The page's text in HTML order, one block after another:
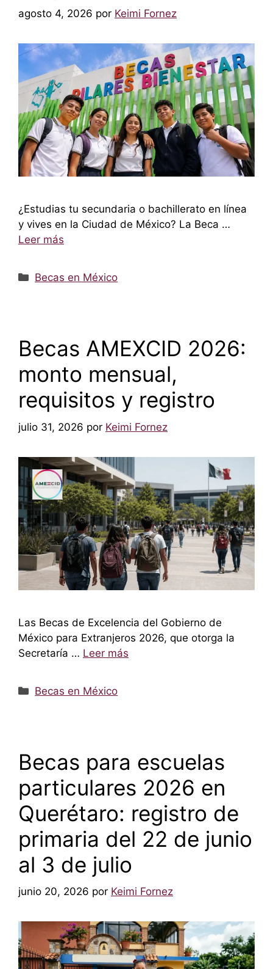
agosto 4, 2026 por Keimi Fornez
¿Estudias tu secundaria o bachillerato en línea
y vives en la Ciudad de México? La Beca …
Leer más
Categorías
Becas en México
Becas AMEXCID 2026:
monto mensual,
requisitos y registro
julio 31, 2026 por Keimi Fornez
Las Becas de Excelencia del Gobierno de
México para Extranjeros 2026, que otorga la
Secretaría … Leer más
Categorías
Becas en México
Becas para escuelas
particulares 2026 en
Querétaro: registro de
primaria del 22 de junio
al 3 de julio
junio 20, 2026 por Keimi Fornez